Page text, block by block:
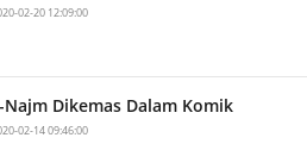
02-20 12:09:00
Dikemas Dalam Komik
02-14 09:46:00